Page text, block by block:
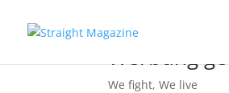
Werbung
We fight,We live